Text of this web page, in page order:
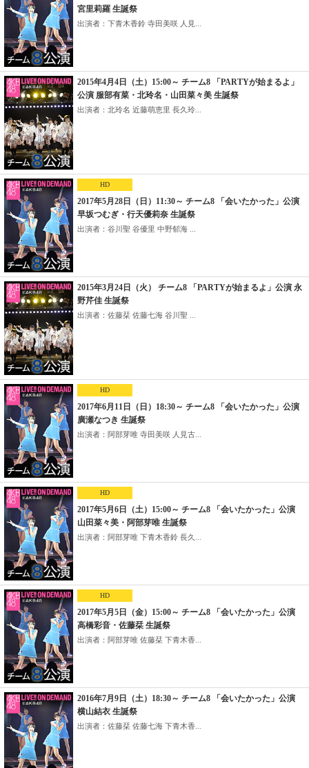
宮里莉羅 生誕祭
出演者：下青木香鈴 寺田美咲 人見...
2015年4月4日（土）15:00～ チーム8 「PARTYが始まるよ」
公演 服部有菜・北玲名・山田菜々美 生誕祭
出演者：北玲名 近藤萌恵里 長久玲...
HD
2017年5月28日（日）11:30～ チーム8 「会いたかった」公演
早坂つむぎ・行天優莉奈 生誕祭
出演者：谷川聖 谷優里 中野郁海 ...
2015年3月24日（火） チーム8 「PARTYが始まるよ」公演 永
野芹佳 生誕祭
出演者：佐藤栞 佐藤七海 谷川聖 ...
HD
2017年6月11日（日）18:30～ チーム8 「会いたかった」公演
廣瀬なつき 生誕祭
出演者：阿部芽唯 寺田美咲 人見古...
HD
2017年5月6日（土）15:00～ チーム8 「会いたかった」公演
山田菜々美・阿部芽唯 生誕祭
出演者：阿部芽唯 下青木香鈴 長久...
HD
2017年5月5日（金）15:00～ チーム8 「会いたかった」公演
高橋彩音・佐藤栞 生誕祭
出演者：阿部芽唯 佐藤栞 下青木香...
2016年7月9日（土）18:30～ チーム8 「会いたかった」公演
横山結衣 生誕祭
出演者：佐藤栞 佐藤七海 下青木香...